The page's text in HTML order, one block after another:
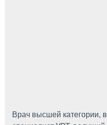
Врач высшей категории,